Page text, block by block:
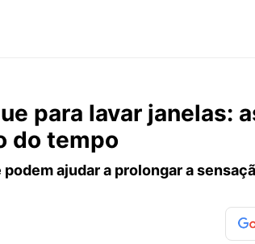
para lavar janelas:
do tempo
ajudar a prolongar a